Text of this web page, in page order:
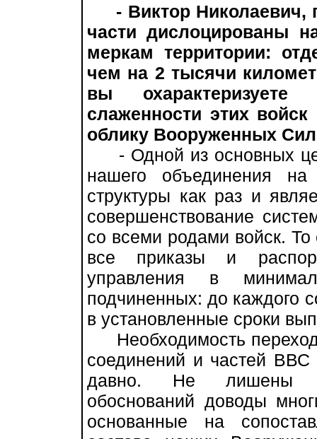
- Виктор
части дислоцированы
меркам территории:
чем на 2 тысячи
вы
слаженности этих
облику Вооруженных
- Одной из основных
нашего объединения на
структуры как раз и
совершенствование
со всеми родами войск.
все приказы и
управления в
подчиненных: до каждого
в установленные сроки
Необходимость
соединений и частей
давно. Не лишены
обоснований доводы
основанные на